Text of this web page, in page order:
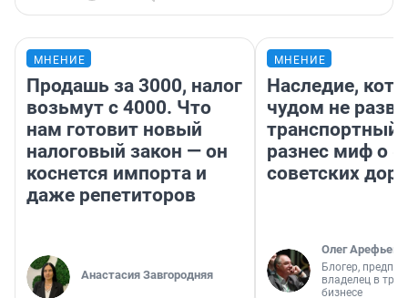
МНЕНИЕ
Продашь за 3000, налог
возьмут с 4000. Что
нам готовит новый
налоговый закон — он
коснется импорта и
даже репетиторов
Анастасия Завгородняя
МНЕНИЕ
Наследие,
чудом не
транспортный
разнес миф о
советских
Олег Арефьев
Блогер,
владелец в
бизнесе